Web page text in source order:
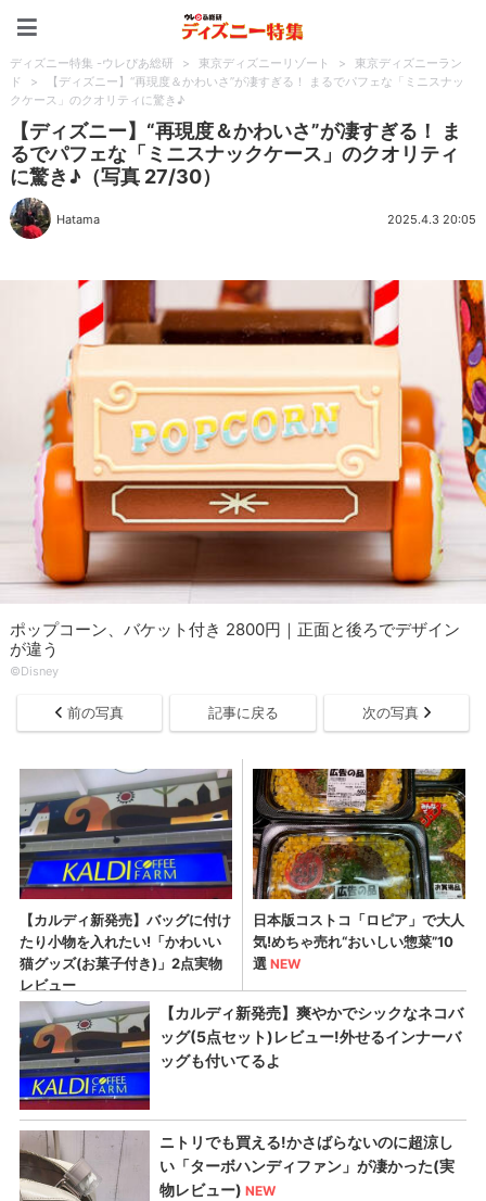
ディズニー特集 -ウレぴあ総研 > 東京ディズニーリゾート >
東京ディズニーラン
ド
>
【ディズニー】“再現度＆かわいさ”が凄すぎる！ まるでパフェな「ミニスナッ
クケース」のクオリティに驚き♪
【ディズニー】“再現度＆かわいさ”が凄すぎる！ ま
るでパフェな「ミニスナックケース」のクオリティ
に驚き♪（写真 27/30）
Hatama 2025.4.3 20:05
ポップコーン、バケット付き 2800円｜正面と後ろでデザイン
が違う
©Disney
前の写真 記事に戻る 次の写真